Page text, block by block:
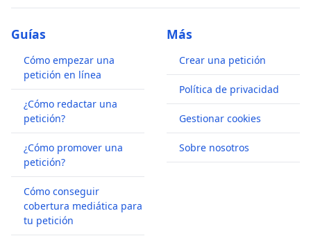
Guías
Cómo empezar una
petición en línea
¿Cómo redactar una
petición?
¿Cómo promover una
petición?
Cómo conseguir
cobertura mediática para
tu petición
Más
Crear una petición
Política de privacidad
Gestionar cookies
Sobre nosotros